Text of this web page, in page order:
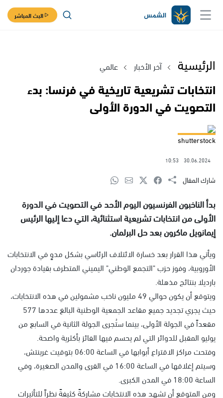
البث المباشر
الرئيسية آخر الأخبار عالمي
انتخابات تشريعية تاريخية في فرنسا: بدء
التصويت في الدورة الأولى
shutterstock
30.06.2024
10:53
شارك المقال
بدأ الناخبون الفرنسيون اليوم الأحد في التصويت في الدورة
الأولى من انتخابات تشريعية استثنائية، التي دعا إليها الرئيس
إيمانويل ماكرون بعد حل البرلمان.
ويأتي هذا القرار بعد خسارة الائتلاف الرئاسي بشكل مدوٍ في الانتخابات
الأوروبية، وفوز حزب "التجمع الوطني" اليميني المتطرف بقيادة جوردان
بارديلا بنتائج مذهلة.
ويتوقع أن يكون حوالي 49 مليون ناخب مشمولين في هذه الانتخابات،
حيث يجري تجديد جميع مقاعد الجمعية الوطنية البالغ عددها 577
مقعداً في الجولة الأولى، بينما ستُجرى الجولة الثانية في السابع من
يوليو المقبل للدوائر التي لم يحسم فيها الفائز بأكثرية واضحة.
وفتحت مراكز الاقتراع أبوابها في الساعة 06:00 بتوقيت غرينتش،
وسيتم إغلاقها في الساعة 16:00 في القرى والمدن الصغيرة، وفي
الساعة 18:00 في المدن الكبرى.
ومن المتوقع أن تشهد هذه الانتخابات مشاركةً كثيفةً نظراً للتأثيرات